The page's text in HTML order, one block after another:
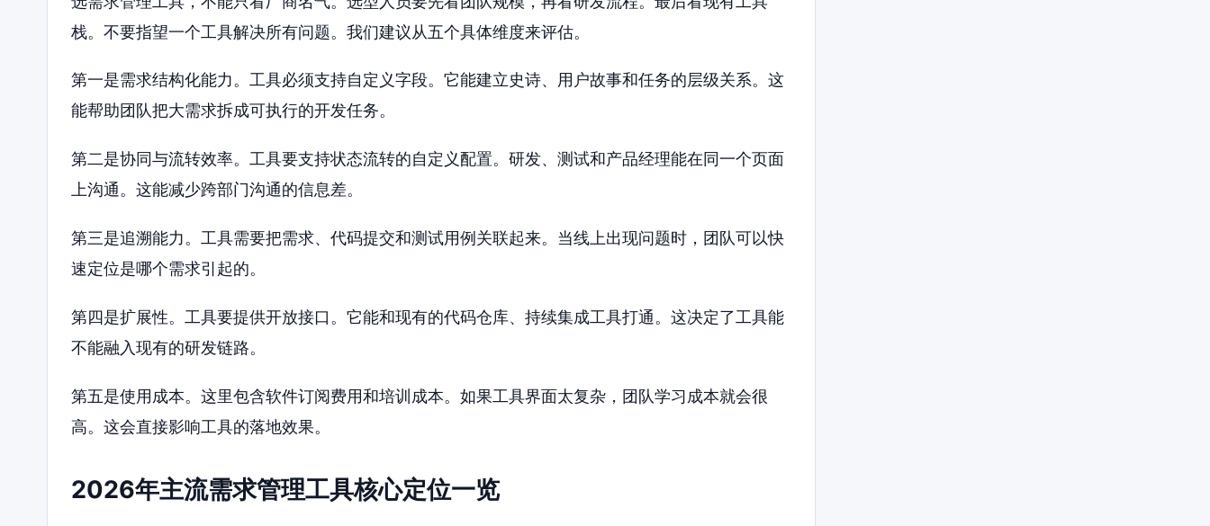
栈。不要指望一个工具解决所有问题。我们建议从五个具体维度来评估。
第一是需求结构化能力。工具必须支持自定义字段。它能建立史诗、用户故事和任务的层级关系。这
能帮助团队把大需求拆成可执行的开发任务。
第二是协同与流转效率。工具要支持状态流转的自定义配置。研发、测试和产品经理能在同一个页面
上沟通。这能减少跨部门沟通的信息差。
第三是追溯能力。工具需要把需求、代码提交和测试用例关联起来。当线上出现问题时，团队可以快
速定位是哪个需求引起的。
第四是扩展性。工具要提供开放接口。它能和现有的代码仓库、持续集成工具打通。这决定了工具能
不能融入现有的研发链路。
第五是使用成本。这里包含软件订阅费用和培训成本。如果工具界面太复杂，团队学习成本就会很
高。这会直接影响工具的落地效果。
2026年主流需求管理工具核心定位一览